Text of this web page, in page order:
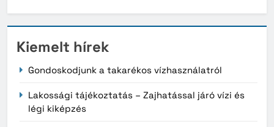
Kiemelt hírek
Gondoskodjunk a takarékos vízhasználatról
Lakossági tájékoztatás – Zajhatással járó vízi és
légi kiképzés